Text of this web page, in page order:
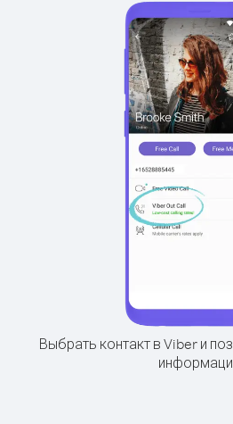
Выбрать контакт в Viber и